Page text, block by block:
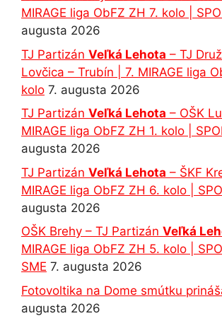
MIRAGE liga ObFZ ZH 7. kolo |
augusta 2026
TJ Partizán Veľká Lehota – TJ
Lovčica – Trubín | 7. MIRAGE liga
kolo 7. augusta 2026
TJ Partizán Veľká Lehota – OŠK
MIRAGE liga ObFZ ZH 1. kolo |
augusta 2026
TJ Partizán Veľká Lehota – ŠKF
MIRAGE liga ObFZ ZH 6. kolo |
augusta 2026
OŠK Brehy – TJ Partizán Veľká
MIRAGE liga ObFZ ZH 5. kolo |
SME 7. augusta 2026
Fotovoltika na Dome smútku
augusta 2026